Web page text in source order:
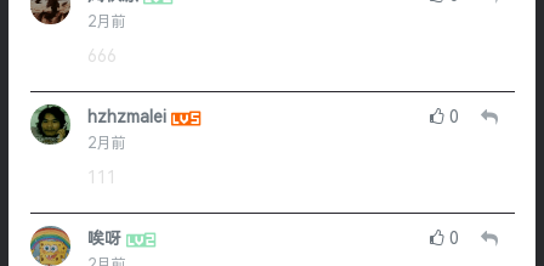
2月前
666
hzhzmalei
2月前
0
111
唉呀 0